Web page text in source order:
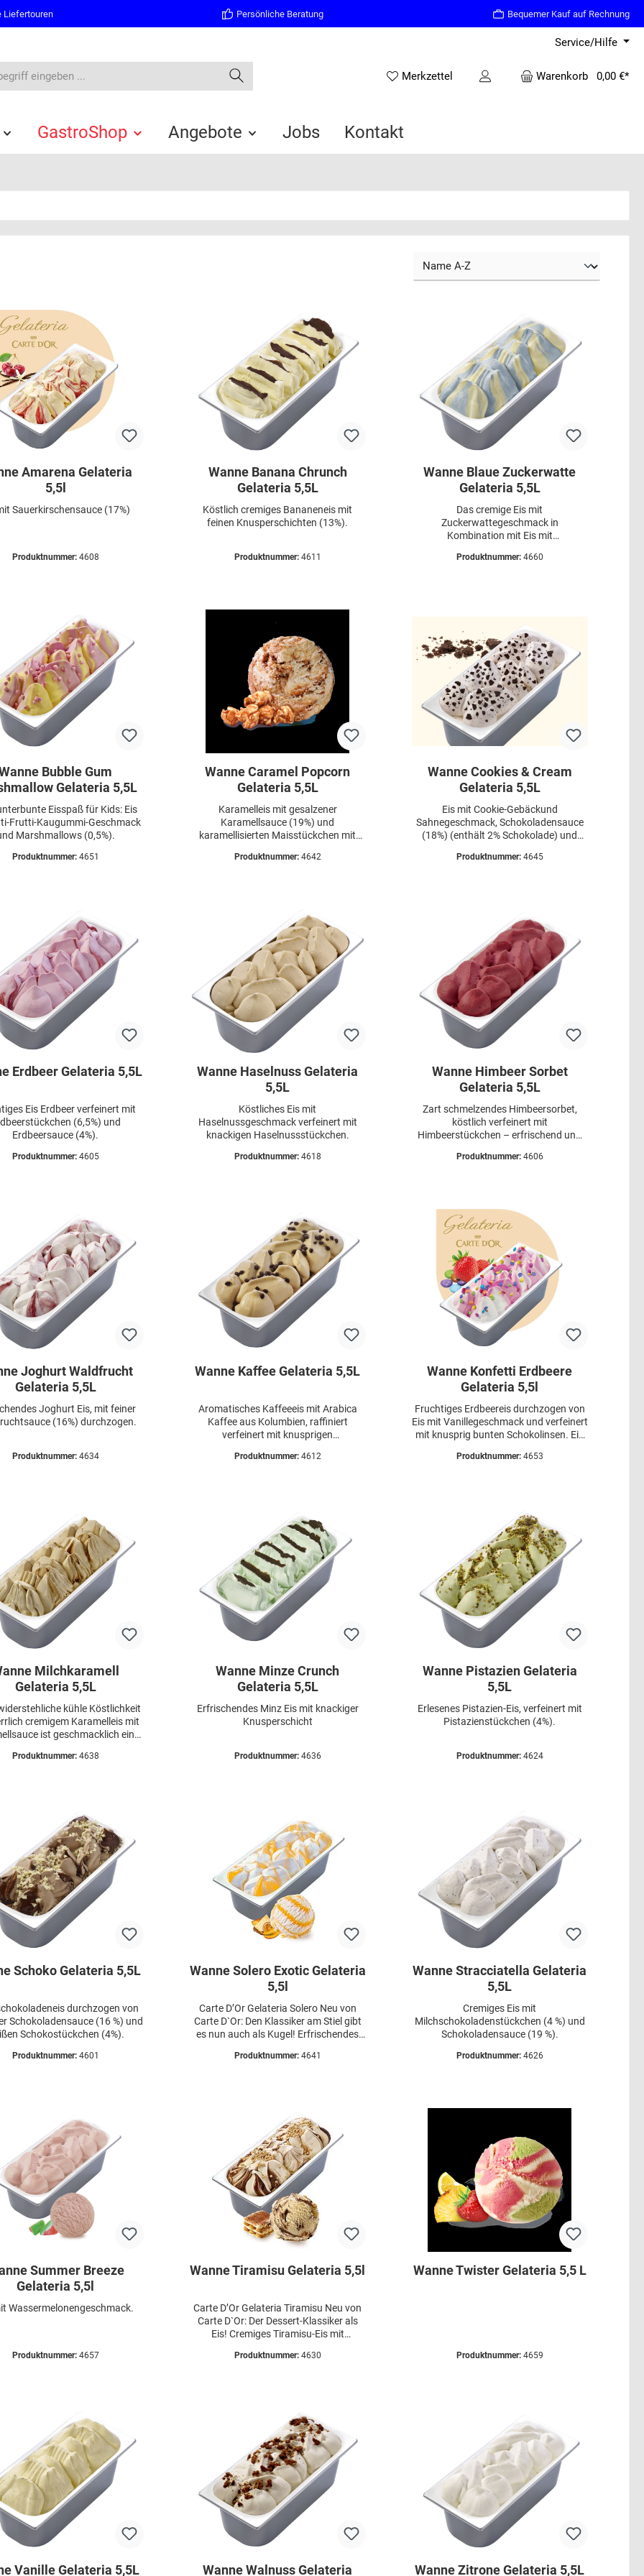
Liefertouren Persönliche Beratung Bequemer Kauf auf Rechnung
Service/Hilfe
Merkzettel Warenkorb 0,00 €*
GastroShop Angebote Jobs Kontakt
Amarena Gelateria
5,5l
Sauerkirschensauce (17%)
Produktnummer: 4608
Wanne Banana Chrunch
Gelateria 5,5L
Köstlich cremiges Bananeneis mit
feinen Knusperschichten (13%).
Produktnummer: 4611
Wanne Blaue Zuckerwatte
Gelateria 5,5L
Das cremige Eis mit
Zuckerwattegeschmack in
Kombination mit Eis mit
wahr gewordener süßer Kindertraum.
Produktnummer: 4660
Bubble Gum
Gelateria 5,5L
Eisspaß für Kids: Eis
Frutti-Kaugummi-Geschmack
Marshmallows (0,5%).
Produktnummer: 4651
Wanne Caramel Popcorn
Gelateria 5,5L
Karamelleis mit gesalzener
Karamellsauce (19%) und
karamellisierten Maisstückchen mit
Produktnummer: 4642
Wanne Cookies & Cream
Gelateria 5,5L
Eis mit Cookie-Gebäckund
Sahnegeschmack, Schokoladensauce
(18%) (enthält 2% Schokolade) und
Produktnummer: 4645
Erdbeer Gelateria 5,5L
Eis Erdbeer verfeinert mit
(6,5%) und
Erdbeersauce (4%).
Produktnummer: 4605
Wanne Haselnuss Gelateria
5,5L
Köstliches Eis mit
Haselnussgeschmack verfeinert mit
knackigen Haselnussstückchen.
Produktnummer: 4618
Wanne Himbeer Sorbet
Gelateria 5,5L
Zart schmelzendes Himbeersorbet,
köstlich verfeinert mit
Himbeerstückchen – erfrischend und
Produktnummer: 4606
Joghurt Waldfrucht
Gelateria 5,5L
Joghurt Eis, mit feiner
(16%) durchzogen.
Produktnummer: 4634
Wanne Kaffee Gelateria 5,5L
Aromatisches Kaffeeeis mit Arabica
Kaffee aus Kolumbien, raffiniert
verfeinert mit knusprigen
besonderen Kaffee-Genuss!
Produktnummer: 4612
Wanne Konfetti Erdbeere
Gelateria 5,5l
Fruchtiges Erdbeereis durchzogen von
Eis mit Vanillegeschmack und verfeinert
mit knusprig bunten Schokolinsen. Ein
Produktnummer: 4653
Milchkaramell
Gelateria 5,5L
kühle Köstlichkeit
cremigem Karamelleis mit
ist geschmacklich eine
„Dulce de Leche".
Produktnummer: 4638
Wanne Minze Crunch
Gelateria 5,5L
Erfrischendes Minz Eis mit knackiger
Knusperschicht
Produktnummer: 4636
Wanne Pistazien Gelateria
5,5L
Erlesenes Pistazien-Eis, verfeinert mit
Pistazienstückchen (4%).
Produktnummer: 4624
Schoko Gelateria 5,5L
durchzogen von
Schokoladensauce (16 %) und
Schokostückchen (4%).
Produktnummer: 4601
Wanne Solero Exotic Gelateria
5,5l
Carte D’Or Gelateria Solero Neu von
Carte D`Or: Den Klassiker am Stiel gibt
es nun auch als Kugel! Erfrischendes
Sauce sorgt für ein ganzjähriges
Produktnummer: 4641
Wanne Stracciatella Gelateria
5,5L
Cremiges Eis mit
Milchschokoladenstückchen (4 %) und
Schokoladensauce (19 %).
Produktnummer: 4626
Summer Breeze
Gelateria 5,5l
Wassermelonengeschmack.
Produktnummer: 4657
Wanne Tiramisu Gelateria 5,5l
Carte D’Or Gelateria Tiramisu Neu von
Carte D`Or: Der Dessert-Klassiker als
Eis! Cremiges Tiramisu-Eis mit
Biskuitstückchen setzt neue Akzente in
Produktnummer: 4630
Wanne Twister Gelateria 5,5 L
Produktnummer: 4659
Vanille Gelateria 5,5L Wanne Walnuss Gelateria Wanne Zitrone Gelateria 5,5L